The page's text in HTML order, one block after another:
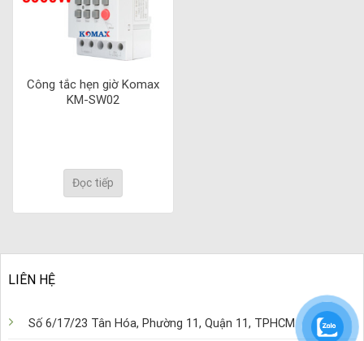
Công tắc hẹn giờ Komax
KM-SW02
Đọc tiếp
LIÊN HỆ
Số 6/17/23 Tân Hóa, Phường 11, Quận 11, TPHCM